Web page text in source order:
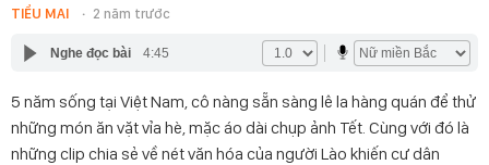
TIỂU MAI 2 năm trước
Nghe đọc bài 4:45
5 năm sống tại Việt Nam, cô nàng sẵn sàng lê la hàng quán để thử
những món ăn vặt vỉa hè, mặc áo dài chụp ảnh Tết. Cùng với đó là
những clip chia sẻ về nét văn hóa của người Lào khiến cư dân